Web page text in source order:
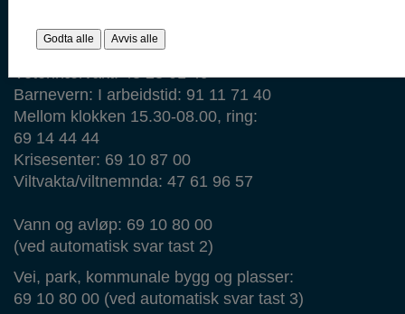
Legevakt: 116 117
Veterinærvakt: 48 28 01 49
Barnevern: I arbeidstid: 91 11 71 40
Mellom klokken 15.30-08.00, ring:
69 14 44 44
Krisesenter: 69 10 87 00
Viltvakta/viltnemnda: 47 61 96 57
Vann og avløp: 69 10 80 00
(ved automatisk svar tast 2)
Vei, park, kommunale bygg og plasser:
69 10 80 00 (ved automatisk svar tast 3)
Godta alle Avvis alle